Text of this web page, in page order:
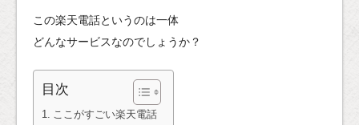
この楽天電話というのは一体
どんなサービスなのでしょうか？
目次
ここがすごい楽天電話